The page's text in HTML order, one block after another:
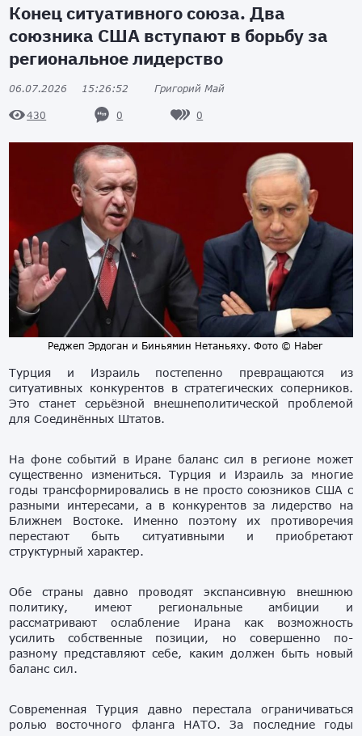
Конец ситуативного союза. Два
союзника США вступают в борьбу за
региональное лидерство
06.07.2026 15:26:52 Григорий Май
430 0 0
Реджеп Эрдоган и Биньямин Нетаньяху. Фото © Haber
Турция и Израиль постепенно превращаются из
ситуативных конкурентов в стратегических соперников.
Это станет серьёзной внешнеполитической проблемой
для Соединённых Штатов.
На фоне событий в Иране баланс сил в регионе может
существенно измениться. Турция и Израиль за многие
годы трансформировались в не просто союзников США с
разными интересами, а в конкурентов за лидерство на
Ближнем Востоке. Именно поэтому их противоречия
перестают быть ситуативными и приобретают
структурный характер.
Обе страны давно проводят экспансивную внешнюю
политику, имеют региональные амбиции и
рассматривают ослабление Ирана как возможность
усилить собственные позиции, но совершенно по-
разному представляют себе, каким должен быть новый
баланс сил.
Современная Турция давно перестала ограничиваться
ролью восточного фланга НАТО. За последние годы